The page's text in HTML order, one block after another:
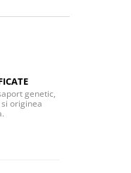
genetic,
originea